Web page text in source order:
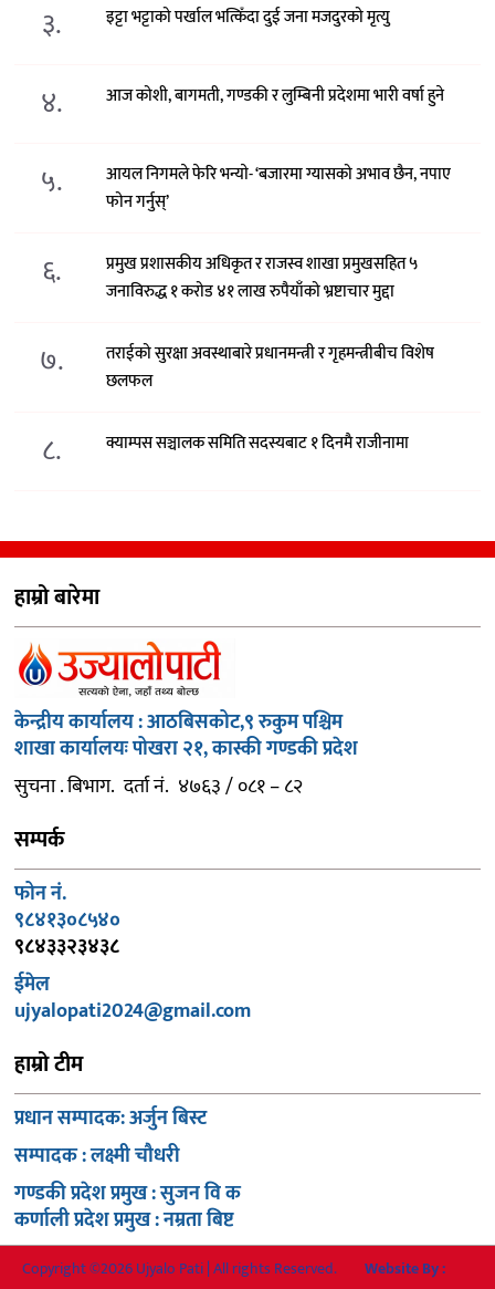
३. इट्टा भट्टाको पर्खाल भत्किँदा दुई जना मजदुरको मृत्यु
४. आज कोशी, बागमती, गण्डकी र लुम्बिनी प्रदेशमा भारी वर्षा हुने
५.
आयल निगमले फेरि भन्याे- ‘बजारमा ग्यासको अभाव छैन, नपाए
फोन गर्नुस्’
६.
प्रमुख प्रशासकीय अधिकृत र राजस्व शाखा प्रमुखसहित ५
जनाविरुद्ध १ करोड ४१ लाख रुपैयाँको भ्रष्टाचार मुद्दा
७.
तराईको सुरक्षा अवस्थाबारे प्रधानमन्त्री र गृहमन्त्रीबीच विशेष
छलफल
८. क्याम्पस सञ्चालक समिति सदस्यबाट १ दिनमै राजीनामा
हाम्रो बारेमा
केन्द्रीय कार्यालय : आठबिसकोट,९ रुकुम पश्चिम
शाखा कार्यालयः पोखरा २१, कास्की गण्डकी प्रदेश
सुचना . बिभाग. दर्ता नं. ४७६३ / ०८१ – ८२
सम्पर्क
फोन नं.
९८४१३०८५४०
९८४३३२३४३८
ईमेल
ujyalopati2024@gmail.com
हाम्रो टीम
प्रधान सम्पादक: अर्जुन बिस्ट
सम्पादक : लक्ष्मी चौधरी
गण्डकी प्रदेश प्रमुख : सुजन वि क
कर्णाली प्रदेश प्रमुख : नम्रता बिष्ट
Copyright ©2026 Ujyalo Pati | All rights Reserved. Website By :